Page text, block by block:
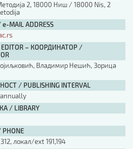
2, 18000 Ниш / 18000 Nis, 2
MAIL ADDRESS
– КООРДИНАТОР /
Владимир Нешић, Зорица
/ PUBLISHING INTERVAL
/ LIBRARY
локал/ext 191,194